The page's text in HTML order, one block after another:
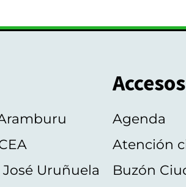
Uruñuela
Agenda
Atención
Buzón